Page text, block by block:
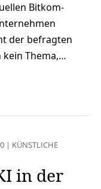
Bitkom-
der befragten
kein Thema,…
| KÜNSTLICHE
in der